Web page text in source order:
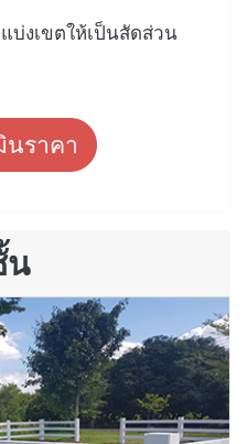
บ่งเขตให้เป็นสัดส่วน
นราคา
น